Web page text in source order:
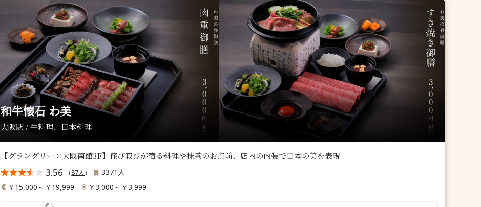
和牛懐石 わ美
大阪駅 / 牛料理、日本料理
【グラングリーン大阪南館3F】侘び寂びが宿る料理や抹茶のお点前、店内の内装で日本の美を表現
3.56 （87人 ）
3371人
￥15,000～￥19,999
￥3,000～￥3,999